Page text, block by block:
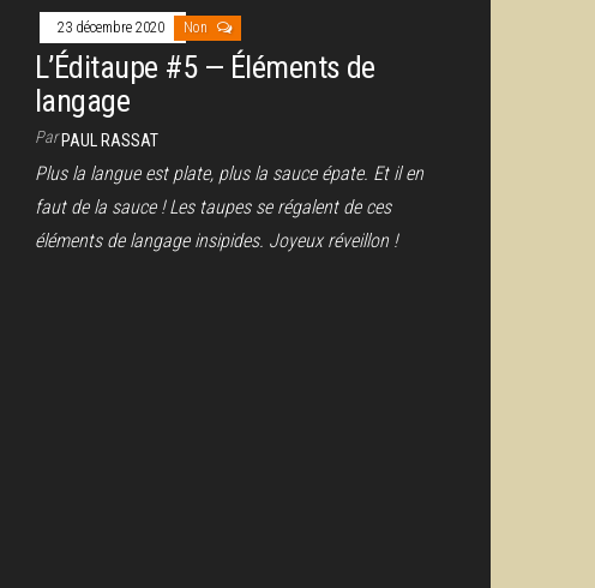
23 décembre 2020 Non
L’Éditaupe #5 — Éléments de
langage
ParPAUL RASSAT
Plus la langue est plate, plus la sauce épate. Et il en
faut de la sauce ! Les taupes se régalent de ces
éléments de langage insipides. Joyeux réveillon !